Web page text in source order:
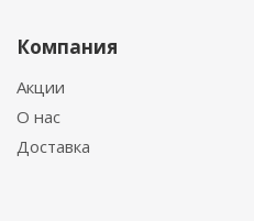
Компания
Акции
О нас
Доставка